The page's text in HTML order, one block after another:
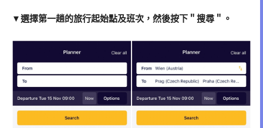
▼選擇第一趟的旅行起始點及班次，然後按下＂搜尋＂。